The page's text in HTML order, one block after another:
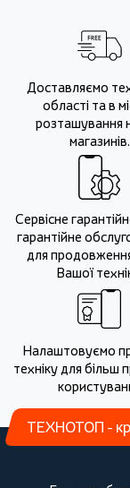
Доставляємо
області та в
розташування
магазинів.
Сервісне
гарантійне
для
Вашої
Налаштовуємо
техніку для більш
ТЕХНОТОП -